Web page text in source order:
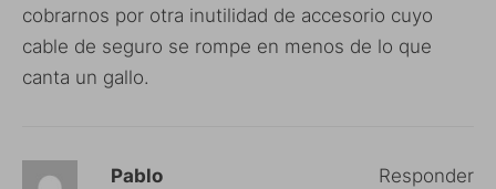
cobrarnos por otra inutilidad de accesorio cuyo
cable de seguro se rompe en menos de lo que
canta un gallo.
Pablo Responder